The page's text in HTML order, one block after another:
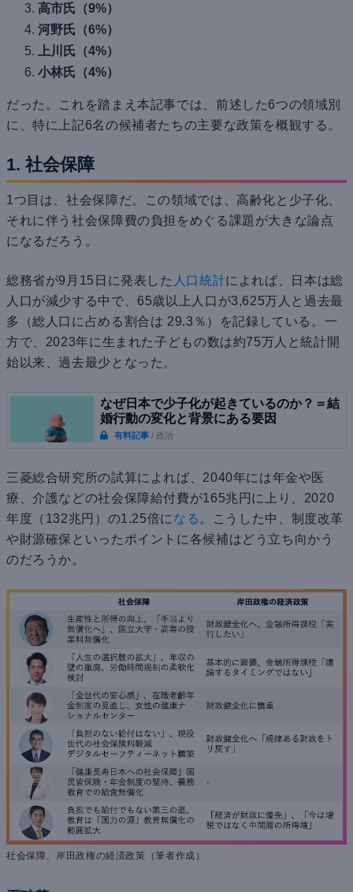
高市氏（9%）
河野氏（6%）
上川氏（4%）
小林氏（4%）
だった。これを踏まえ本記事では、前述した6つの領域別
に、特に上記6名の候補者たちの主要な政策を概観する。
1. 社会保障
1つ目は、社会保障だ。この領域では、高齢化と少子化、
それに伴う社会保障費の負担をめぐる課題が大きな論点
になるだろう。
総務省が9月15日に発表した 人口統計によれば、日本は総
人口が減少する中で、65歳以上人口が3,625万人と過去最
多（総人口に占める割合は 29.3％）を記録している。一
方で、2023年に生まれた子どもの数は約75万人と統計開
始以来、過去最少となった。
なぜ日本で少子化が起きているのか？＝結
婚行動の変化と背景にある要因
有料記事 / 政治
三菱総合研究所の試算によれば、2040年には年金や医
療、介護などの社会保障給付費が165兆円に上り、2020
年度（132兆円）の1.25倍に なる 。こうした中、制度改革
や財源確保といったポイントに各候補はどう立ち向かう
のだろうか。
社会保障、岸田政権の経済政策（筆者作成）